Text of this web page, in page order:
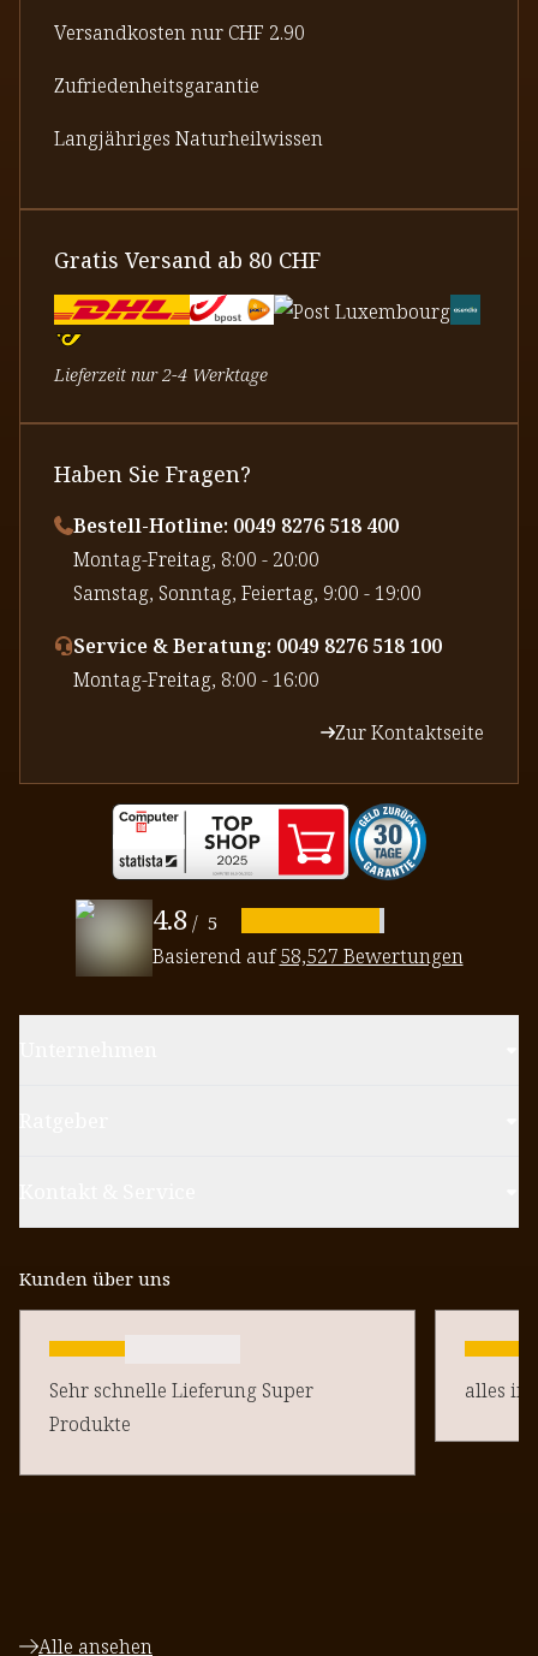
Versandkosten nur CHF 2.90
Zufriedenheitsgarantie
Langjähriges Naturheilwissen
Gratis Versand ab 80 CHF
Lieferzeit nur 2-4 Werktage
Haben Sie Fragen?
Bestell-Hotline: 0049 8276 518 400
⁠Montag-Freitag, 8:00 - 20:00
⁠Samstag, Sonntag, Feiertag, 9:00 - 19:00
Service & Beratung: 0049 8276 518 100
⁠Montag-Freitag, 8:00 - 16:00
Zur Kontaktseite
4.8 / 5
Basierend auf58,527 Bewertungen
Kunden über uns
Sehr schnelle Lieferung Super
Produkte
alles in
Alle ansehen